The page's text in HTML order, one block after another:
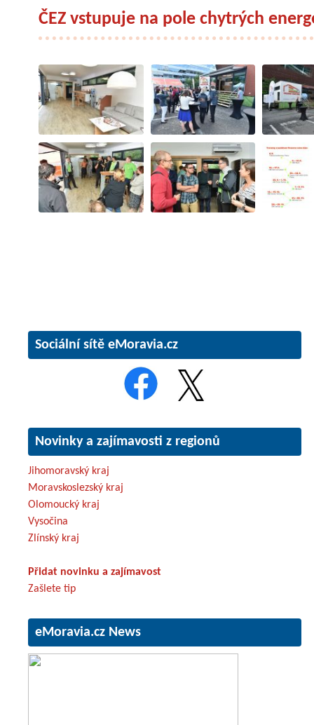
ČEZ vstupuje na pole chytrých
Sociální sítě eMoravia.cz
Novinky a zajímavosti z regionů
Jihomoravský kraj
Moravskoslezský kraj
Olomoucký kraj
Vysočina
Zlínský kraj
Přidat novinku a zajímavost
Zašlete tip
eMoravia.cz News